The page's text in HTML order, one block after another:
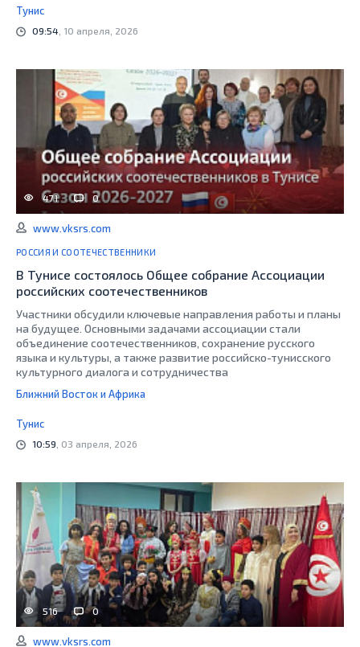
Тунис
09:54 , 10 апреля, 2026
471 0
www.vksrs.com
РОССИЯ И СООТЕЧЕСТВЕННИКИ
В Тунисе состоялось Общее собрание Ассоциации
российских соотечественников
Участники обсудили ключевые направления работы и планы
на будущее. Основными задачами ассоциации стали
объединение соотечественников, сохранение русского
языка и культуры, а также развитие российско-тунисского
культурного диалога и сотрудничества
Ближний Восток и Африка
Тунис
10:59 , 03 апреля, 2026
516 0
www.vksrs.com